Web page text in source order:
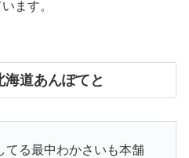
ます。
道あんぽてと
てる最中わかさいも本舗